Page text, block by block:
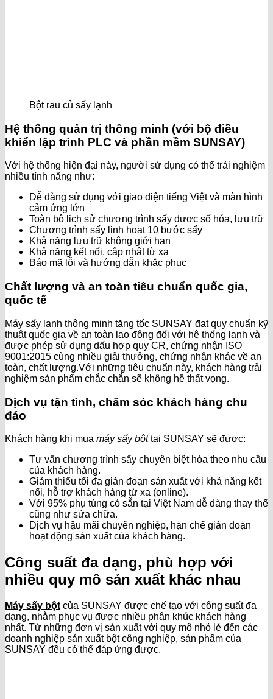
Bột rau củ sấy lạnh
Hệ thống quản trị thông minh (với bộ điều
khiển lập trình PLC và phần mềm SUNSAY)
Với hệ thống hiện đại này, người sử dụng có thể trải nghiệm
nhiều tính năng như:
Dễ dàng sử dụng với giao diện tiếng Việt và màn hình
cảm ứng lớn
Toàn bộ lịch sử chương trình sấy được số hóa, lưu trữ
Chương trình sấy linh hoạt 10 bước sấy
Khả năng lưu trữ không giới hạn
Khả năng kết nối, cập nhật từ xa
Báo mã lỗi và hướng dẫn khắc phục
Chất lượng và an toàn tiêu chuẩn quốc gia,
quốc tế
Máy sấy lạnh thông minh tăng tốc SUNSAY đạt quy chuẩn kỹ
thuật quốc gia về an toàn lao động đối với hệ thống lạnh và
được phép sử dụng dấu hợp quy CR, chứng nhận ISO
9001:2015 cùng nhiều giải thưởng, chứng nhận khác về an
toàn, chất lượng.Với những tiêu chuẩn này, khách hàng trải
nghiệm sản phẩm chắc chắn sẽ không hề thất vọng.
Dịch vụ tận tình, chăm sóc khách hàng chu
đáo
Khách hàng khi mua máy sấy bộttại SUNSAY sẽ được:
Tư vấn chương trình sấy chuyên biệt hóa theo nhu cầu
của khách hàng.
Giảm thiểu tối đa gián đoạn sản xuất với khả năng kết
nối, hỗ trợ khách hàng từ xa (online).
Với 95% phụ tùng có sẵn tại Việt Nam dễ dàng thay thế
cũng như sửa chữa.
Dịch vụ hậu mãi chuyên nghiệp, hạn chế gián đoạn
hoạt động sản xuất của khách hàng.
Công suất đa dạng, phù hợp với
nhiều quy mô sản xuất khác nhau
Máy sấy bột của SUNSAY được chế tạo với công suất đa
dạng, nhằm phục vụ được nhiều phân khúc khách hàng
nhất. Từ những đơn vị sản xuất với quy mô nhỏ lẻ đến các
doanh nghiệp sản xuất bột công nghiệp, sản phẩm của
SUNSAY đều có thể đáp ứng được.